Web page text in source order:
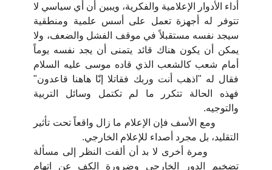
أداء الأدوار الإعلامية والفكرية، ويبين أن أي سياسي لا
تتوفر له أجهزة تعمل على أسس علمية ومنطقية
سيجد نفسه مستقبلاً في موقف الفشل والضعف، ولا
يمكن أن يكون هناك قائد يتمنى أن يجد نفسه يوماً
أمام شعب كالشعب الذي قاده موسى عليه السلام
فقال له "اذهب أنت وربك فقاتلا إنّا هاهنا قاعدون"
فهذه الحالة تتكرر ما لم تكتمل وسائل التربية
والتوجيه.
ومع الأسف فإن الإعلام ما زال واقعاً تحت تأثير
التقليد، بل مجرد أصداء للإعلام الخارجي.
ومرة أخرى لا بد أن ألفت النظر إلى مسألة
تضخيم الدور الخارجي وضرورة الكف عن اتهام